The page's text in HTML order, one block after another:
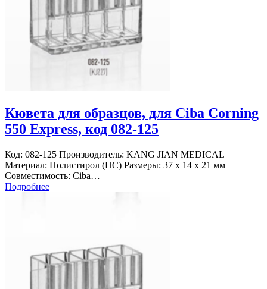
Кювета для образцов, для Ciba Corning
550 Express, код 082-125
Код: 082-125 Производитель: KANG JIAN MEDICAL
Материал: Полистирол (ПС) Размеры: 37 х 14 х 21 мм
Совместимость: Ciba…
Подробнее